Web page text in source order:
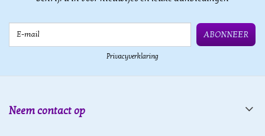
ABONNEER
Privacyverklaring
Neem contact op